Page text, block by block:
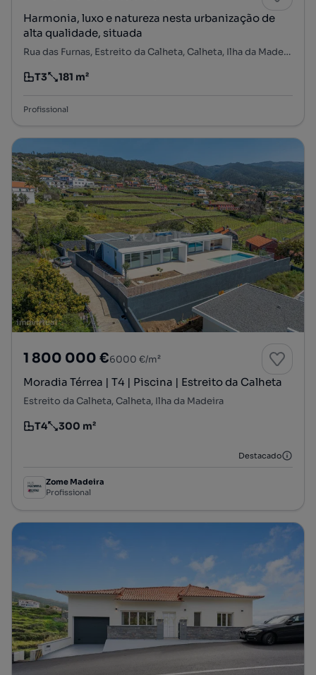
Harmonia, luxo e natureza nesta urbanização de
alta qualidade, situada
Rua das Furnas, Estreito da Calheta, Calheta, Ilha da Madeira
Tipologia
T3
Preço por metro quadrado
181 m²
Profissional
1 800 000 €6000 €/m²
Moradia Térrea | T4 | Piscina | Estreito da Calheta
Estreito da Calheta, Calheta, Ilha da Madeira
Tipologia
T4
Preço por metro quadrado
300 m²
Destacado
Zome Madeira
Profissional